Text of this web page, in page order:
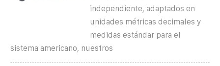
independiente, adaptados en
unidades métricas decimales y
medidas estándar para el
sistema americano, nuestros